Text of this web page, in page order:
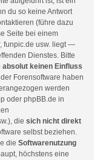
du so keine Antwort
(führe dazu
Seite bei einem
funpic.de usw. liegt —
Dienstes. Bitte
absolut keinen Einfluss
Forensoftware haben
werden
oder phpBB.de in
die sich nicht direkt
selbst beziehen.
die Softwarenutzung
höchstens eine